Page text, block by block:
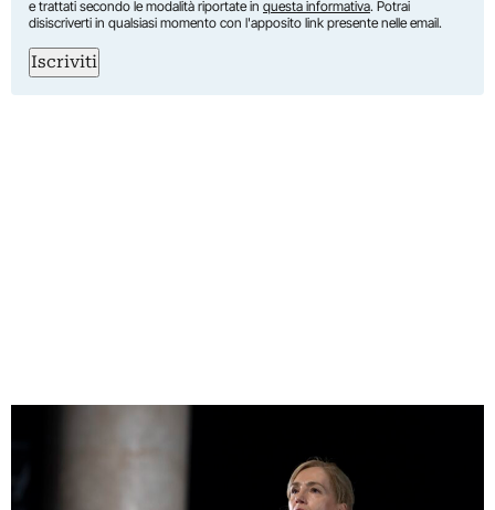
e trattati secondo le modalità riportate in questa informativa. Potrai
disiscriverti in qualsiasi momento con l'apposito link presente nelle email.
Iscriviti